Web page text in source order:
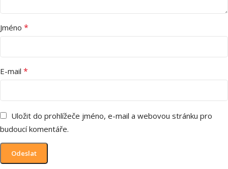
Jméno *
E-mail *
Uložit do prohlížeče jméno, e-mail a webovou stránku pro
budoucí komentáře.